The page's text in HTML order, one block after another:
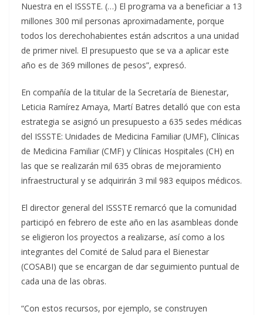
Nuestra en el ISSSTE. (…) El programa va a beneficiar a 13
millones 300 mil personas aproximadamente, porque
todos los derechohabientes están adscritos a una unidad
de primer nivel. El presupuesto que se va a aplicar este
año es de 369 millones de pesos”, expresó.
En compañía de la titular de la Secretaría de Bienestar,
Leticia Ramírez Amaya, Martí Batres detalló que con esta
estrategia se asignó un presupuesto a 635 sedes médicas
del ISSSTE: Unidades de Medicina Familiar (UMF), Clínicas
de Medicina Familiar (CMF) y Clínicas Hospitales (CH) en
las que se realizarán mil 635 obras de mejoramiento
infraestructural y se adquirirán 3 mil 983 equipos médicos.
El director general del ISSSTE remarcó que la comunidad
participó en febrero de este año en las asambleas donde
se eligieron los proyectos a realizarse, así como a los
integrantes del Comité de Salud para el Bienestar
(COSABI) que se encargan de dar seguimiento puntual de
cada una de las obras.
“Con estos recursos, por ejemplo, se construyen